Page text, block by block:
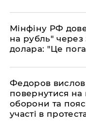
​Мінфіну РФ
на рубль" через
долара: "Це
​Федоров
повернутися на
оборони та
участі в